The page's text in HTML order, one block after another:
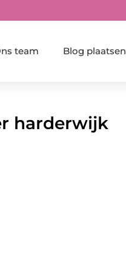
team Blog plaatsen
harderwijk